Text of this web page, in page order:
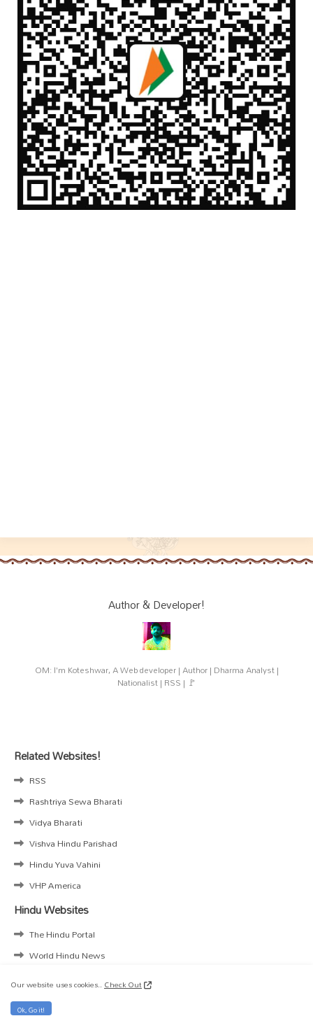
Author & Developer!
OM: I'm Koteshwar, A Web developer | Author | Dharma Analyst |
Nationalist | RSS | 🚩
Related Websites!
RSS
Rashtriya Sewa Bharati
Vidya Bharati
Vishva Hindu Parishad
Hindu Yuva Vahini
VHP America
Hindu Websites
The Hindu Portal
World Hindu News
SHRI KASHI VISHWANATH
ISKCON
Our website uses cookies..Check Out
Ok, Go it!